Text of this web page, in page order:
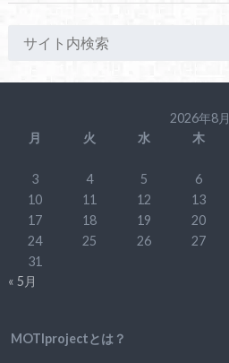
2026年8月
月
火 水 木
3
4 5 6
10
11 12 13
17
18 19 20
24
25 26 27
31
« 5月
MOTIprojectとは？